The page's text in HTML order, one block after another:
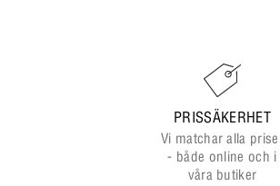
PRISSÄKERHET
Vi matchar alla
- både online och i
våra butiker